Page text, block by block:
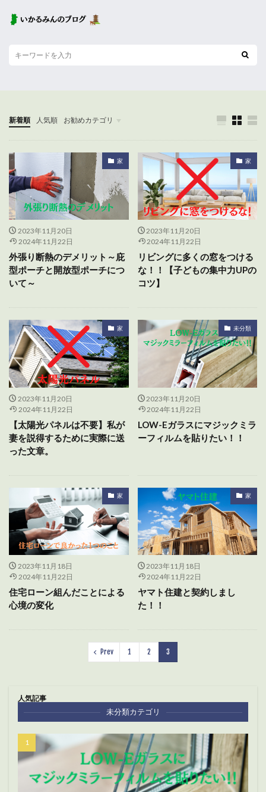
新着順 人気順 お勧めカテゴリ
未分類
家
2023年11月20日
2024年11月22日
外張り断熱のデメリット～庇
型ポーチと開放型ポーチにつ
いて～
家
2023年11月20日
2024年11月22日
リビングに多くの窓をつける
な！！【子どもの集中力UPの
コツ】
家
2023年11月20日
2024年11月22日
【太陽光パネルは不要】私が
妻を説得するために実際に送
った文章。
未分類
2023年11月20日
2024年11月22日
LOW-Eガラスにマジックミラ
ーフィルムを貼りたい！！
家
2023年11月18日
2024年11月22日
住宅ローン組んだことによる
心境の変化
家
2023年11月18日
2024年11月22日
ヤマト住建と契約しまし
た！！
Prev 1 2 3
人気記事
未分類カテゴリ